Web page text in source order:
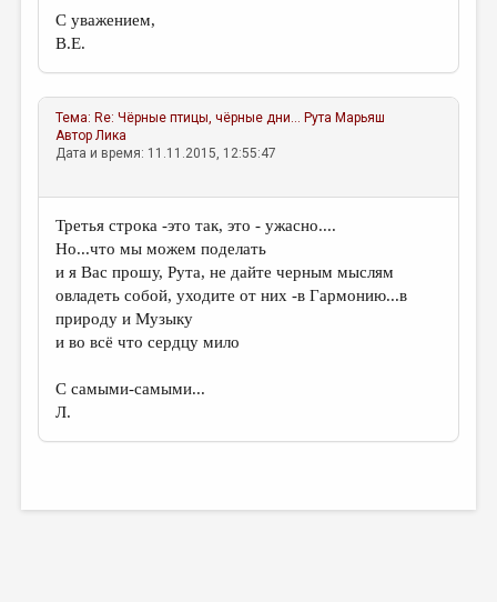
С уважением,
В.Е.
Тема: Re: Чёрные птицы, чёрные дни… Рута Марьяш
АвторЛика
Дата и время: 11.11.2015, 12:55:47
Третья строка -это так, это - ужасно....
Но...что мы можем поделать
и я Вас прошу, Рута, не дайте черным мыслям
овладеть собой, уходите от них -в Гармонию...в
природу и Музыку
и во всё что сердцу мило
С самыми-самыми...
Л.